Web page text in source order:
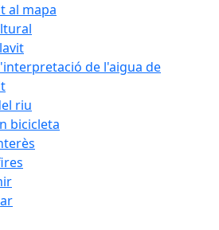
al mapa
de l'aigua de
riu
bicicleta